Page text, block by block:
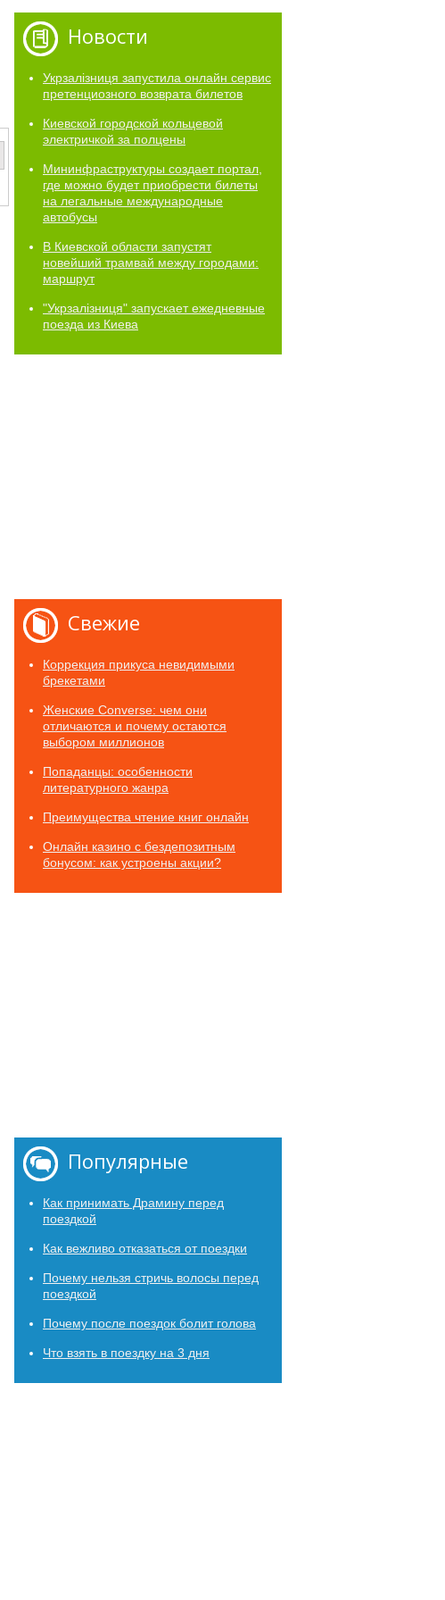
Новости
Укрзалізниця запустила онлайн сервис
претенциозного возврата билетов
Киевской городской кольцевой
электричкой за полцены
Мининфраструктуры создает портал,
где можно будет приобрести билеты
на легальные международные
автобусы
В Киевской области запустят
новейший трамвай между городами:
маршрут
"Укрзалізниця" запускает ежедневные
поезда из Киева
Свежие
Коррекция прикуса невидимыми
брекетами
Женские Converse: чем они
отличаются и почему остаются
выбором миллионов
Попаданцы: особенности
литературного жанра
Преимущества чтение книг онлайн
Онлайн казино с бездепозитным
бонусом: как устроены акции?
Популярные
Как принимать Драмину перед
поездкой
Как вежливо отказаться от поездки
Почему нельзя стричь волосы перед
поездкой
Почему после поездок болит голова
Что взять в поездку на 3 дня